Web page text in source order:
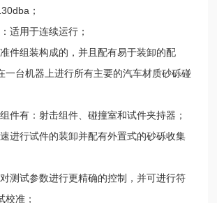
；
用于连续运行；
组装构成的，并且配有易于装卸的配
一台机器上进行所有主要的汽车材质砂砾碰
有：射击组件、碰撞室和试件夹持器；
行试件的装卸并配有外置式的砂砾收集
试参数进行更精确的控制，并可进行符
校准；